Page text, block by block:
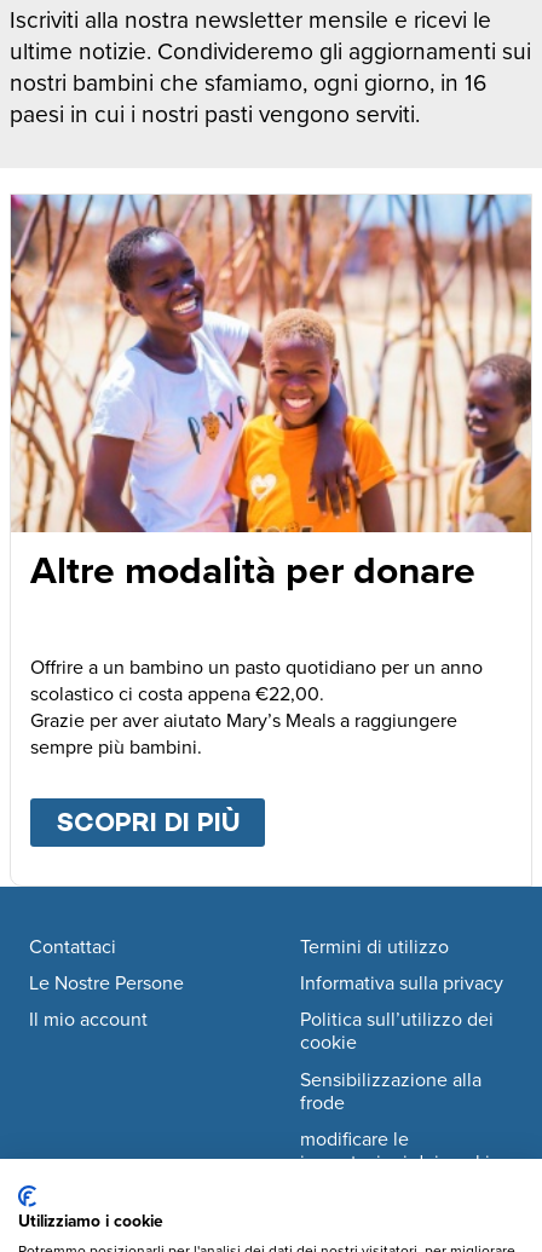
Iscriviti alla nostra newsletter mensile e ricevi le
ultime notizie. Condivideremo gli aggiornamenti sui
nostri bambini che sfamiamo, ogni giorno, in 16
paesi in cui i nostri pasti vengono serviti.
Altre modalità per donare
Offrire a un bambino un pasto quotidiano per un anno
scolastico ci costa appena €22,00.
Grazie per aver aiutato Mary’s Meals a raggiungere
sempre più bambini.
SCOPRI DI PIÙABOUT
Footer navigation
© Mary's Meals Italia ODVcompany information
Contattaci
Le Nostre Persone
Il mio account
Termini di utilizzo
Informativa sulla privacy
Politica sull’utilizzo dei
cookie
Sensibilizzazione alla
frode
modificare le
impostazioni dei cookie
Facebook
Utilizziamo i cookie